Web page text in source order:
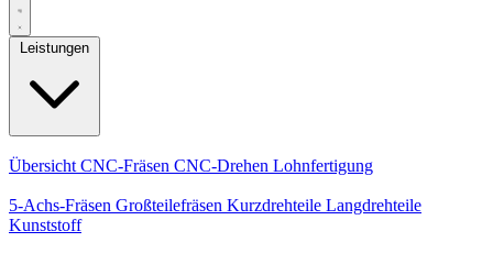
Leistungen
Übersicht CNC-Fräsen CNC-Drehen Lohnfertigung
5-Achs-Fräsen Großteilefräsen Kurzdrehteile Langdrehteile
Kunststoff